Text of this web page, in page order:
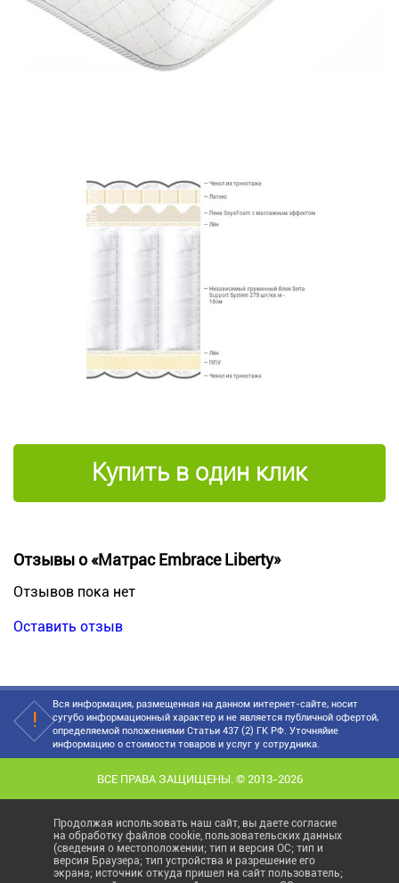
Купить в один клик
Отзывы о «Матрас Embrace Liberty»
Отзывов пока нет
Оставить отзыв
Вся информация, размещенная на данном интернет-сайте, носит
сугубо информационный характер и не является публичной офертой,
определяемой положениями Статьи 437 (2) ГК РФ. Уточняйие
информацию о стоимости товаров и услуг у сотрудника.
ВСЕ ПРАВА ЗАЩИЩЕНЫ. © 2013-2026
Продолжая использовать наш сайт, вы даете согласие
на обработку файлов cookie, пользовательских данных
(сведения о местоположении; тип и версия ОС; тип и
версия Браузера; тип устройства и разрешение его
экрана; источник откуда пришел на сайт пользователь;